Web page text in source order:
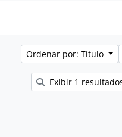
Ordenar por: Título
Exibir 1